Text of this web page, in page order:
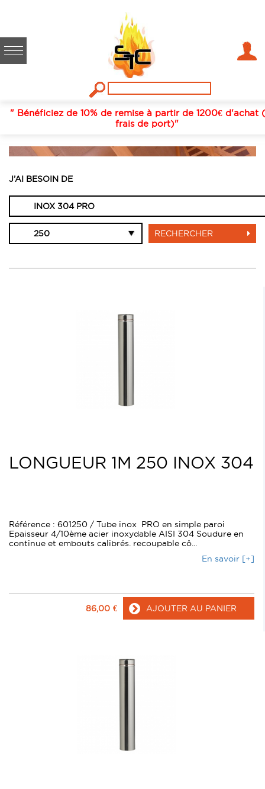
" Bénéficiez de 10% de remise à partir de 1200€ d'achat
frais de port)"
INOX 304 PRO, 250
J’AI BESOIN DE
RECHERCHER
LONGUEUR 1M 250 INOX 304
Référence : 601250 / Tube inox PRO en simple paroi
Epaisseur 4/10ème acier inoxydable AISI 304 Soudure en
continue et embouts calibrés. recoupable cô...
En savoir [+]
86,00 € AJOUTER AU PANIER